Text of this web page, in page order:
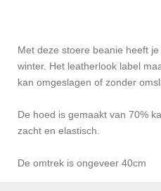
Met deze stoere beanie heeft
winter. Het leatherlook label
kan omgeslagen of zonder
De hoed is gemaakt van 70%
zacht en elastisch.
De omtrek is ongeveer 40cm